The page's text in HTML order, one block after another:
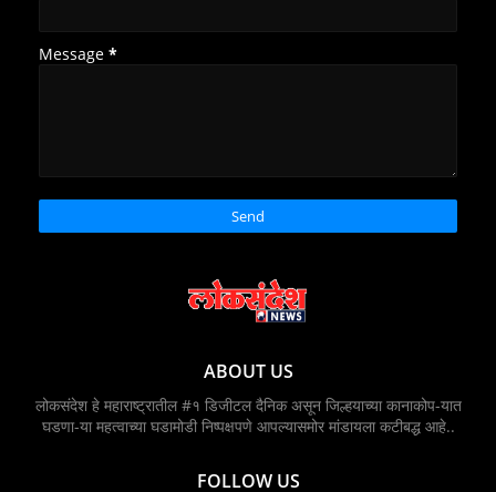
Message *
ABOUT US
लोकसंदेश हे महाराष्ट्रातील #१ डिजीटल दैनिक असून जिल्हयाच्या कानाकोप-यात
घडणा-या महत्वाच्या घडामोडी निष्पक्षपणे आपल्यासमोर मांडायला कटीबद्ध आहे..
FOLLOW US